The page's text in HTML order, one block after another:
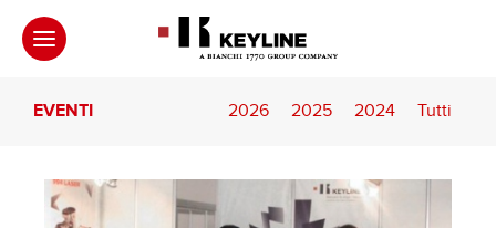
EVENTI 2026 2025 2024 Tutti